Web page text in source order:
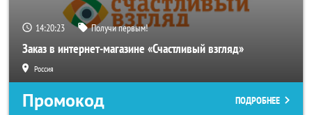
14:20:23 Получи первым!
Заказ в интернет-магазине «Счастливый взгляд»
Россия
Промокод ПОДРОБНЕЕ